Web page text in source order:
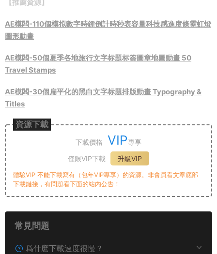
【推薦資源】
AE模闆-110個模拟數字時鍾倒計時秒表容量科技感進度條霓虹燈
圖形動畫
AE模闆-50個夏季各地旅行文字标題标簽圖章地圖動畫 50
Travel Stamps
AE模闆-30個扁平化的黑白文字标題排版動畫 Typography &
Titles
資源下載
下載價格 VIP專享
僅限VIP下載
升級VIP
體驗VIP 不能下載寫有（包年VIP專享）的資源。非會員看文章底部
下載鏈接，有問題看下面的站内公告！
常見問題
爲什麽下載速度很慢？